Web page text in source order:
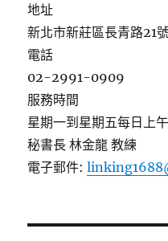
地址
新北市新莊區長青路21
電話
02-2991-0909
服務時間
星期一到星期五每日上
秘書長 林金龍 教練
電子郵件: